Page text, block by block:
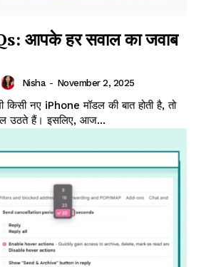
आपके हर सवाल का जवाब
Nisha - November 2, 2025
उठते हैं। इसलिए, आज...